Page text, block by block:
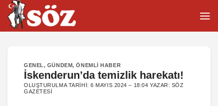
İçeriğe
atla
GENEL, GÜNDEM,ÖNEMLI HABER
İskenderun’da temizlik harekatı!
OLUŞTURULMA TARIHI:6 MAYIS 2024 – 18:04 YAZAR: SÖZ
GAZETESI